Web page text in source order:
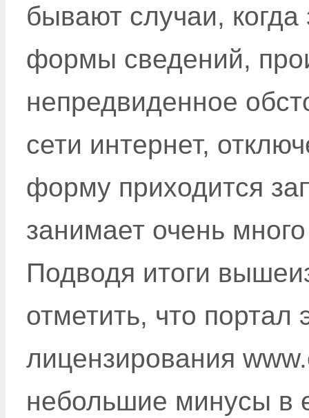
бывают случаи,
формы сведений,
непредвиденное
сети интернет,
форму приходится
занимает очень
Подводя итоги
отметить, что портал
лицензирования
небольшие минусы в